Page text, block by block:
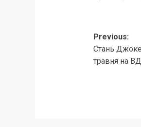
Post
Previous:
Стань
травня на